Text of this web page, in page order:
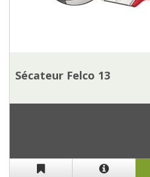
Sécateur Felco 13